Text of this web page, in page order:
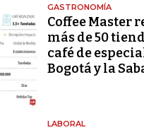
GASTRONOMÍA
Coffee Master
más de 50
café de
Bogotá y la
LABORAL